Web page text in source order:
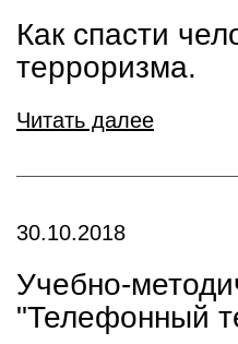
Как спасти
терроризма.
Читать далее
30.10.2018
Учебно-
"Телефонный